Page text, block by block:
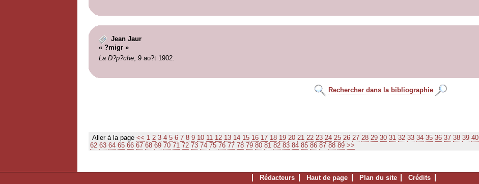
Jean Jaur
« ?migr »
La D?p?che, 9 ao?t 1902.
Rechercher dans la bibliographie
Aller à la page << 1 2 3 4 5 6 7 8 9 10 11 12 13 14 15 16 17 18 19 20 21 22 23 24 25 26 27 28 29 30 31 32 33 34 35 36 37 38 39 40
62 63 64 65 66 67 68 69 70 71 72 73 74 75 76 77 78 79 80 81 82 83 84 85 86 87 88 89 >>
Rédacteurs Haut de page Plan du site Crédits